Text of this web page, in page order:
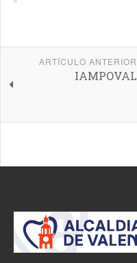
ARTÍCULO ANTERIOR
IAMPOVAL